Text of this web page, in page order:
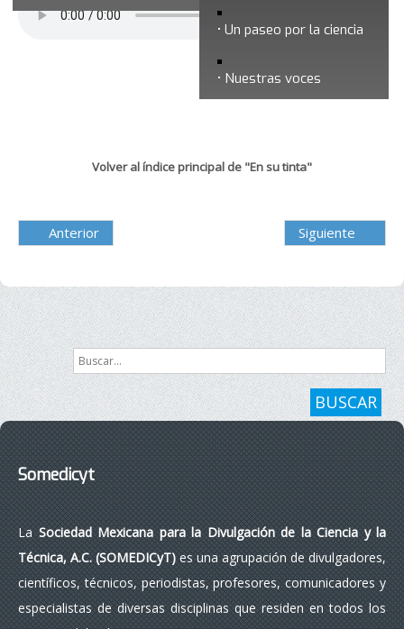
Un paseo por la ciencia
Nuestras voces
Volver al índice principal de "En su tinta"
Anterior Siguiente
Buscar...
BUSCAR
Somedicyt
LaSociedad Mexicana para la Divulgación de la Ciencia y la
Técnica, A.C. (SOMEDICyT)es una agrupación de divulgadores,
científicos, técnicos, periodistas, profesores, comunicadores y
especialistas de diversas disciplinas que residen en todos los